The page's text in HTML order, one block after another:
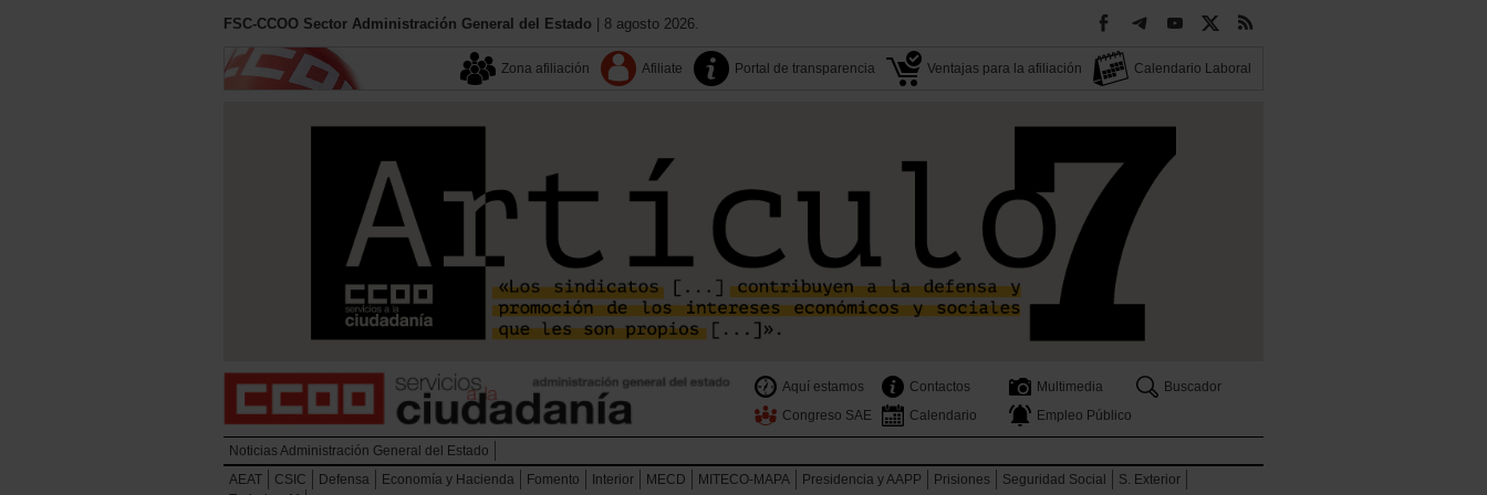
FSC-CCOO Sector Administración General del Estado | 8 agosto 2026.
Zona afiliación Afiliate Portal de transparencia Ventajas para la afiliación Calendario Laboral
Aquí estamos Contactos Multimedia
Buscador
Congreso SAE
Calendario Empleo Público
Noticias Administración General del Estado
AEAT
CSIC Defensa Economía y Hacienda Fomento Interior MECD MITECO-MAPA Presidencia y AAPP Prisiones Seguridad Social
S. Exterior